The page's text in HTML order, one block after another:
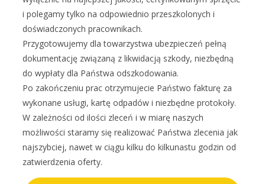
i polegamy tylko na odpowiednio przeszkolonych i
doświadczonych pracownikach.
Przygotowujemy dla towarzystwa ubezpieczeń pełną
dokumentację związaną z likwidacją szkody, niezbędną
do wypłaty dla Państwa odszkodowania.
Po zakończeniu prac otrzymujecie Państwo fakturę za
wykonane usługi, kartę odpadów i niezbędne protokoły.
W zależności od ilości zleceń i w miarę naszych
możliwości staramy się realizować Państwa zlecenia jak
najszybciej, nawet w ciągu kilku do kilkunastu godzin od
zatwierdzenia oferty.